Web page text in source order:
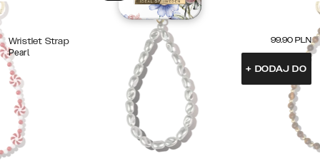
Wristlet Strap
Pearl
99.90 PLN
+ DODAJ DO